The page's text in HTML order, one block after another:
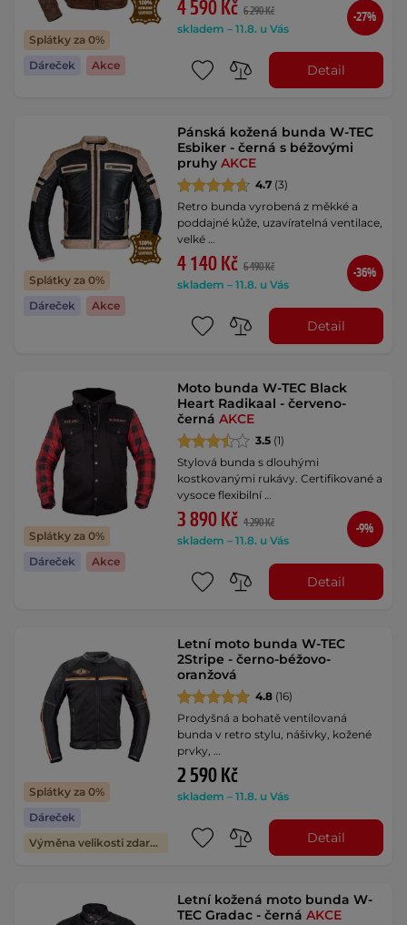
Splátky za 0%
Dáreček
Akce
4 590 Kč 6 290 Kč
skladem – 11.8. u Vás
-27%
Detail
Splátky za 0%
Dáreček
Akce
Pánská kožená bunda W-TEC
Esbiker - černá s béžovými
pruhyAKCE
4.7 (3)
Retro bunda vyrobená z měkké a
poddajné kůže, uzavíratelná ventilace,
velké …
4 140 Kč 6 490 Kč
skladem – 11.8. u Vás
-36%
Detail
Splátky za 0%
Dáreček
Akce
Moto bunda W-TEC Black
Heart Radikaal - červeno-
černáAKCE
3.5 (1)
Stylová bunda s dlouhými
kostkovanými rukávy. Certifikované a
vysoce flexibilní …
3 890 Kč 4 290 Kč
skladem – 11.8. u Vás
-9%
Detail
Splátky za 0%
Dáreček
Výměna velikosti zdarma
Letní moto bunda W-TEC
2Stripe - černo-béžovo-
oranžová
4.8 (16)
Prodyšná a bohatě ventilovaná
bunda v retro stylu, nášivky, kožené
prvky, …
2 590 Kč
skladem – 11.8. u Vás
Detail
Letní kožená moto bunda W-
TEC Gradac - černáAKCE